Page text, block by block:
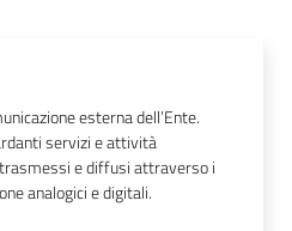
esterna dell’Ente.
servizi e attività
e diffusi attraverso i
analogici e digitali.